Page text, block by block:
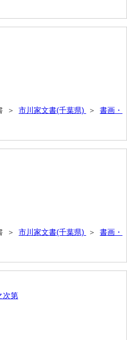
奈川県）
地町）
防大島町）
＞ 市川家文書(千葉県) ＞ 書画・
＞ 市川家文書(千葉県) ＞ 書画・
次第